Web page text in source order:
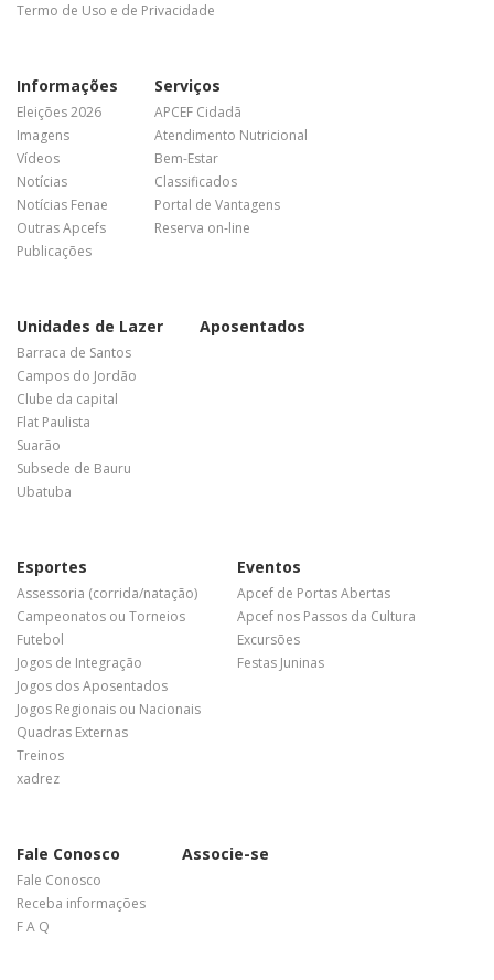
Termo de Uso e de Privacidade
Informações
Eleições 2026
Imagens
Vídeos
Notícias
Notícias Fenae
Outras Apcefs
Publicações
Serviços
APCEF Cidadã
Atendimento Nutricional
Bem-Estar
Classificados
Portal de Vantagens
Reserva on-line
Unidades de Lazer
Barraca de Santos
Campos do Jordão
Clube da capital
Flat Paulista
Suarão
Subsede de Bauru
Ubatuba
Aposentados
Esportes
Assessoria (corrida/natação)
Campeonatos ou Torneios
Futebol
Jogos de Integração
Jogos dos Aposentados
Jogos Regionais ou Nacionais
Quadras Externas
Treinos
xadrez
Eventos
Apcef de Portas Abertas
Apcef nos Passos da Cultura
Excursões
Festas Juninas
Fale Conosco
Fale Conosco
Receba informações
F A Q
Associe-se